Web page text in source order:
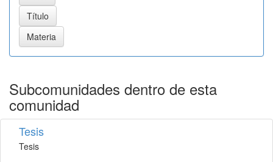
Subcomunidades dentro de esta
comunidad
Tesis
Tesis